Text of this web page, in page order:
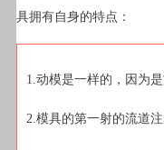
具拥有自身的特点：
1.动模是一样的，因为
2.模具的第一射的流道